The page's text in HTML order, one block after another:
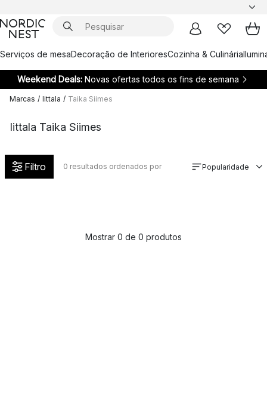
Serviços de mesaDecoração de InterioresCozinha & Culinária
Weekend Deals: Novas ofertas todos os fins de semana
Marcas / Iittala / Taika Siimes
Iittala Taika Siimes
Filtro 0 resultados ordenados por Popularidade
Mostrar 0 de 0 produtos